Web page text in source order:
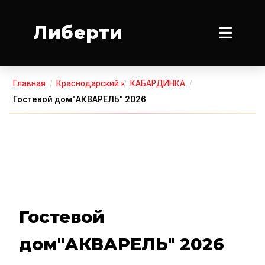
Либерти
Главная / Краснодарский край
/ КАБАРДИНКА /
Гостевой дом"АКВАРЕЛЬ" 2026
Гостевой
дом"АКВАРЕЛЬ" 2026